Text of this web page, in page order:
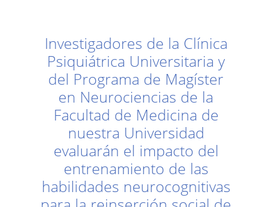
Investigadores de la Clínica
Psiquiátrica Universitaria y
del Programa de Magíster
en Neurociencias de la
Facultad de Medicina de
nuestra Universidad
evaluarán el impacto del
entrenamiento de las
habilidades neurocognitivas